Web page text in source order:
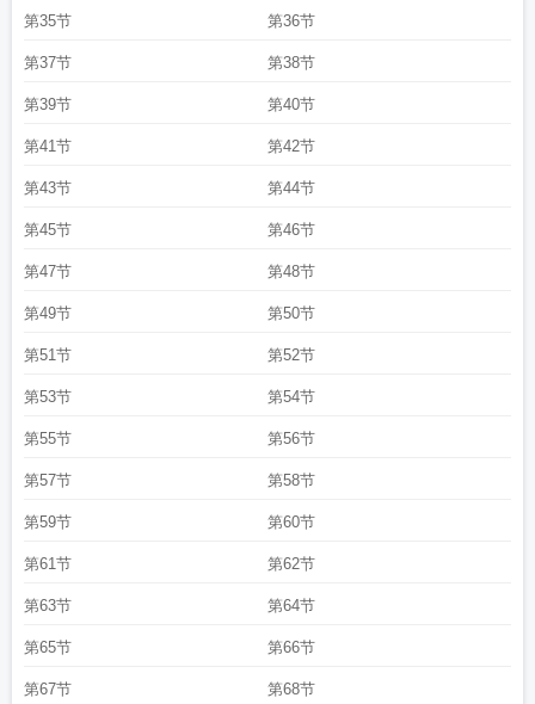
第35节 第36节
第37节 第38节
第39节 第40节
第41节 第42节
第43节 第44节
第45节 第46节
第47节 第48节
第49节 第50节
第51节 第52节
第53节 第54节
第55节 第56节
第57节 第58节
第59节 第60节
第61节 第62节
第63节 第64节
第65节 第66节
第67节 第68节